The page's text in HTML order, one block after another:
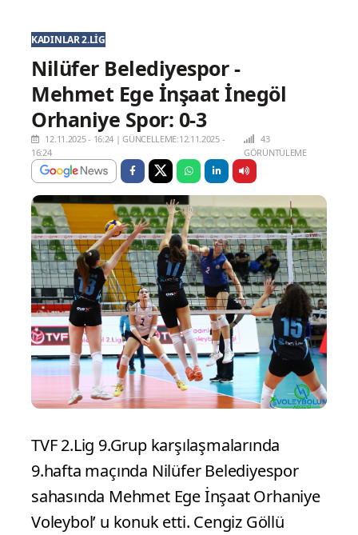
KADINLAR 2.LIG
Nilüfer Belediyespor -
Mehmet Ege İnşaat İnegöl
Orhaniye Spor: 0-3
12.11.2025 - 16:24 |GÜNCELLEME:12.11.2025 -
16:24
43
GÖRÜNTÜLEME
TVF 2.Lig 9.Grup karşılaşmalarında
9.hafta maçında Nilüfer Belediyespor
sahasında Mehmet Ege İnşaat Orhaniye
Voleybol’ u konuk etti. Cengiz Göllü